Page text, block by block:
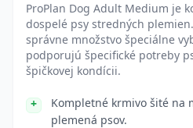
ProPlan Dog Adult Medium je
dospelé psy stredných
správne množstvo špeciálne
podporujú špecifické potreby
špičkovej kondícii.
Kompletné krmivo šité na
plemená psov.